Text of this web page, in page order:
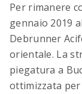
ACILIST
Crea
tecnologie
Per rimanere
gennaio 2019
Debrunner
orientale. La
piegatura a
ottimizzata